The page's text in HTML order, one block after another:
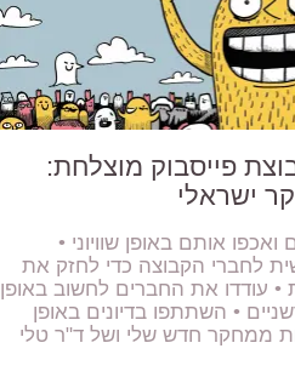
פייסבוק מוצלחת:
ישראלי
אותם באופן שוויוני •
לחברי הקבוצה כדי לחזק את
• עודדו את החברים לחשוב באופן
• השתתפו בדיונים באופן
ממחקר חדש שלי ושל ד"ר טלי